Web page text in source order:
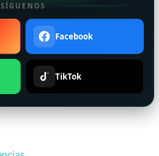
SÍGUENOS
Facebook
TikTok